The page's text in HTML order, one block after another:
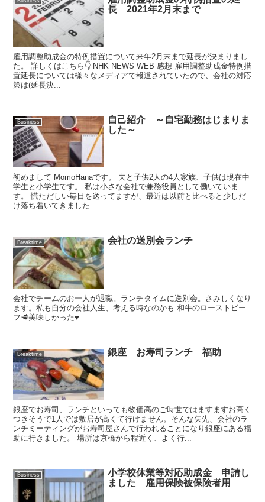
長 2021年2月末まで
雇用調整助成金の特例措置について来年2月末まで延長が決まりまし
た。 詳しくはこちら👇 NHK NEWS WEB 感想 雇用調整助成金特例措
置延長については様々なメディアで報道されていたので、会社の対応
策は(延長決...
Business
自己紹介 ～自宅勤務はじまりま
した～
初めまして MomoHanaです。 夫と子供2人の4人家族、子供は現在中
学生と小学生です。 私は小さな会社で兼務役員として働いていま
す。 慌ただしい毎日を送ってますが、最近は以前と比べると少しだ
け落ち着いてきました...
Breaktime 会社の送別会ランチ
会社でチームのお一人が退職。ランチタイムに送別会。さみしくなり
ます。私も自分の会社人生、考える時なのかも 和牛のローストビー
フ🥩美味しかった♥︎
Breaktime 銀座 お寿司ランチ 福助
銀座でお寿司、ランチといっても物価高のご時世ではますますお高く
つきそうで1人では敷居が高くて行けません。そんな矢先、会社のラ
ンチミーティングがお寿司屋さんで行われることになり銀座にある福
助に行きました。 場所は京橋から程近く、よく行...
Business
小学校休業等対応助成金 申請し
ました 雇用保険被保険者用